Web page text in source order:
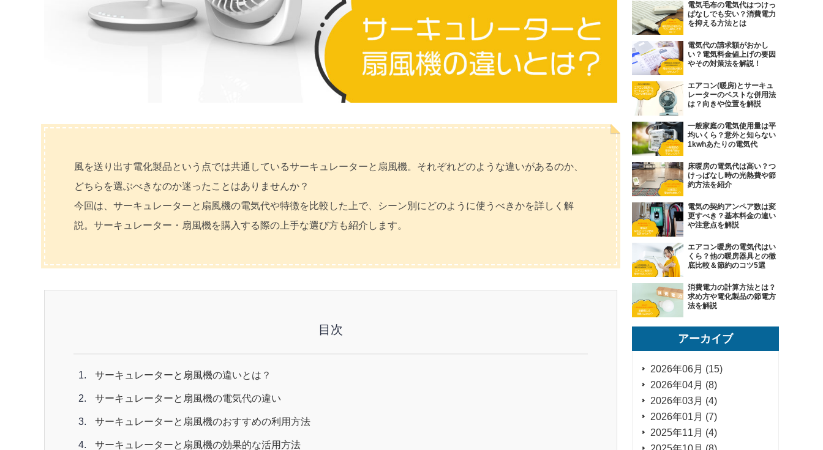
風を送り出す電化製品という点では共通しているサーキュレーターと扇風機。それぞれどのような違いがあるのか、
どちらを選ぶべきなのか迷ったことはありませんか？
今回は、サーキュレーターと扇風機の電気代や特徴を比較した上で、シーン別にどのように使うべきかを詳しく解
説。サーキュレーター・扇風機を購入する際の上手な選び方も紹介します。
目次
サーキュレーターと扇風機の違いとは？
サーキュレーターと扇風機の電気代の違い
サーキュレーターと扇風機のおすすめの利用方法
サーキュレーターと扇風機の効果的な活用方法
電気毛布の電気代はつけっ
ぱなしでも安い？消費電力
を抑える方法とは
電気代の請求額がおかし
い？電気料金値上げの要因
やその対策法を解説！
エアコン(暖房)とサーキュ
レーターのベストな併用法
は？向きや位置を解説
一般家庭の電気使用量は平
均いくら？意外と知らない
1kwhあたりの電気代
床暖房の電気代は高い？つ
けっぱなし時の光熱費や節
約方法を紹介
電気の契約アンペア数は変
更すべき？基本料金の違い
や注意点を解説
エアコン暖房の電気代はい
くら？他の暖房器具との徹
底比較＆節約のコツ5選
消費電力の計算方法とは？
求め方や電化製品の節電方
法を解説
アーカイブ
2026年06月 (15)
2026年04月 (8)
2026年03月 (4)
2026年01月 (7)
2025年11月 (4)